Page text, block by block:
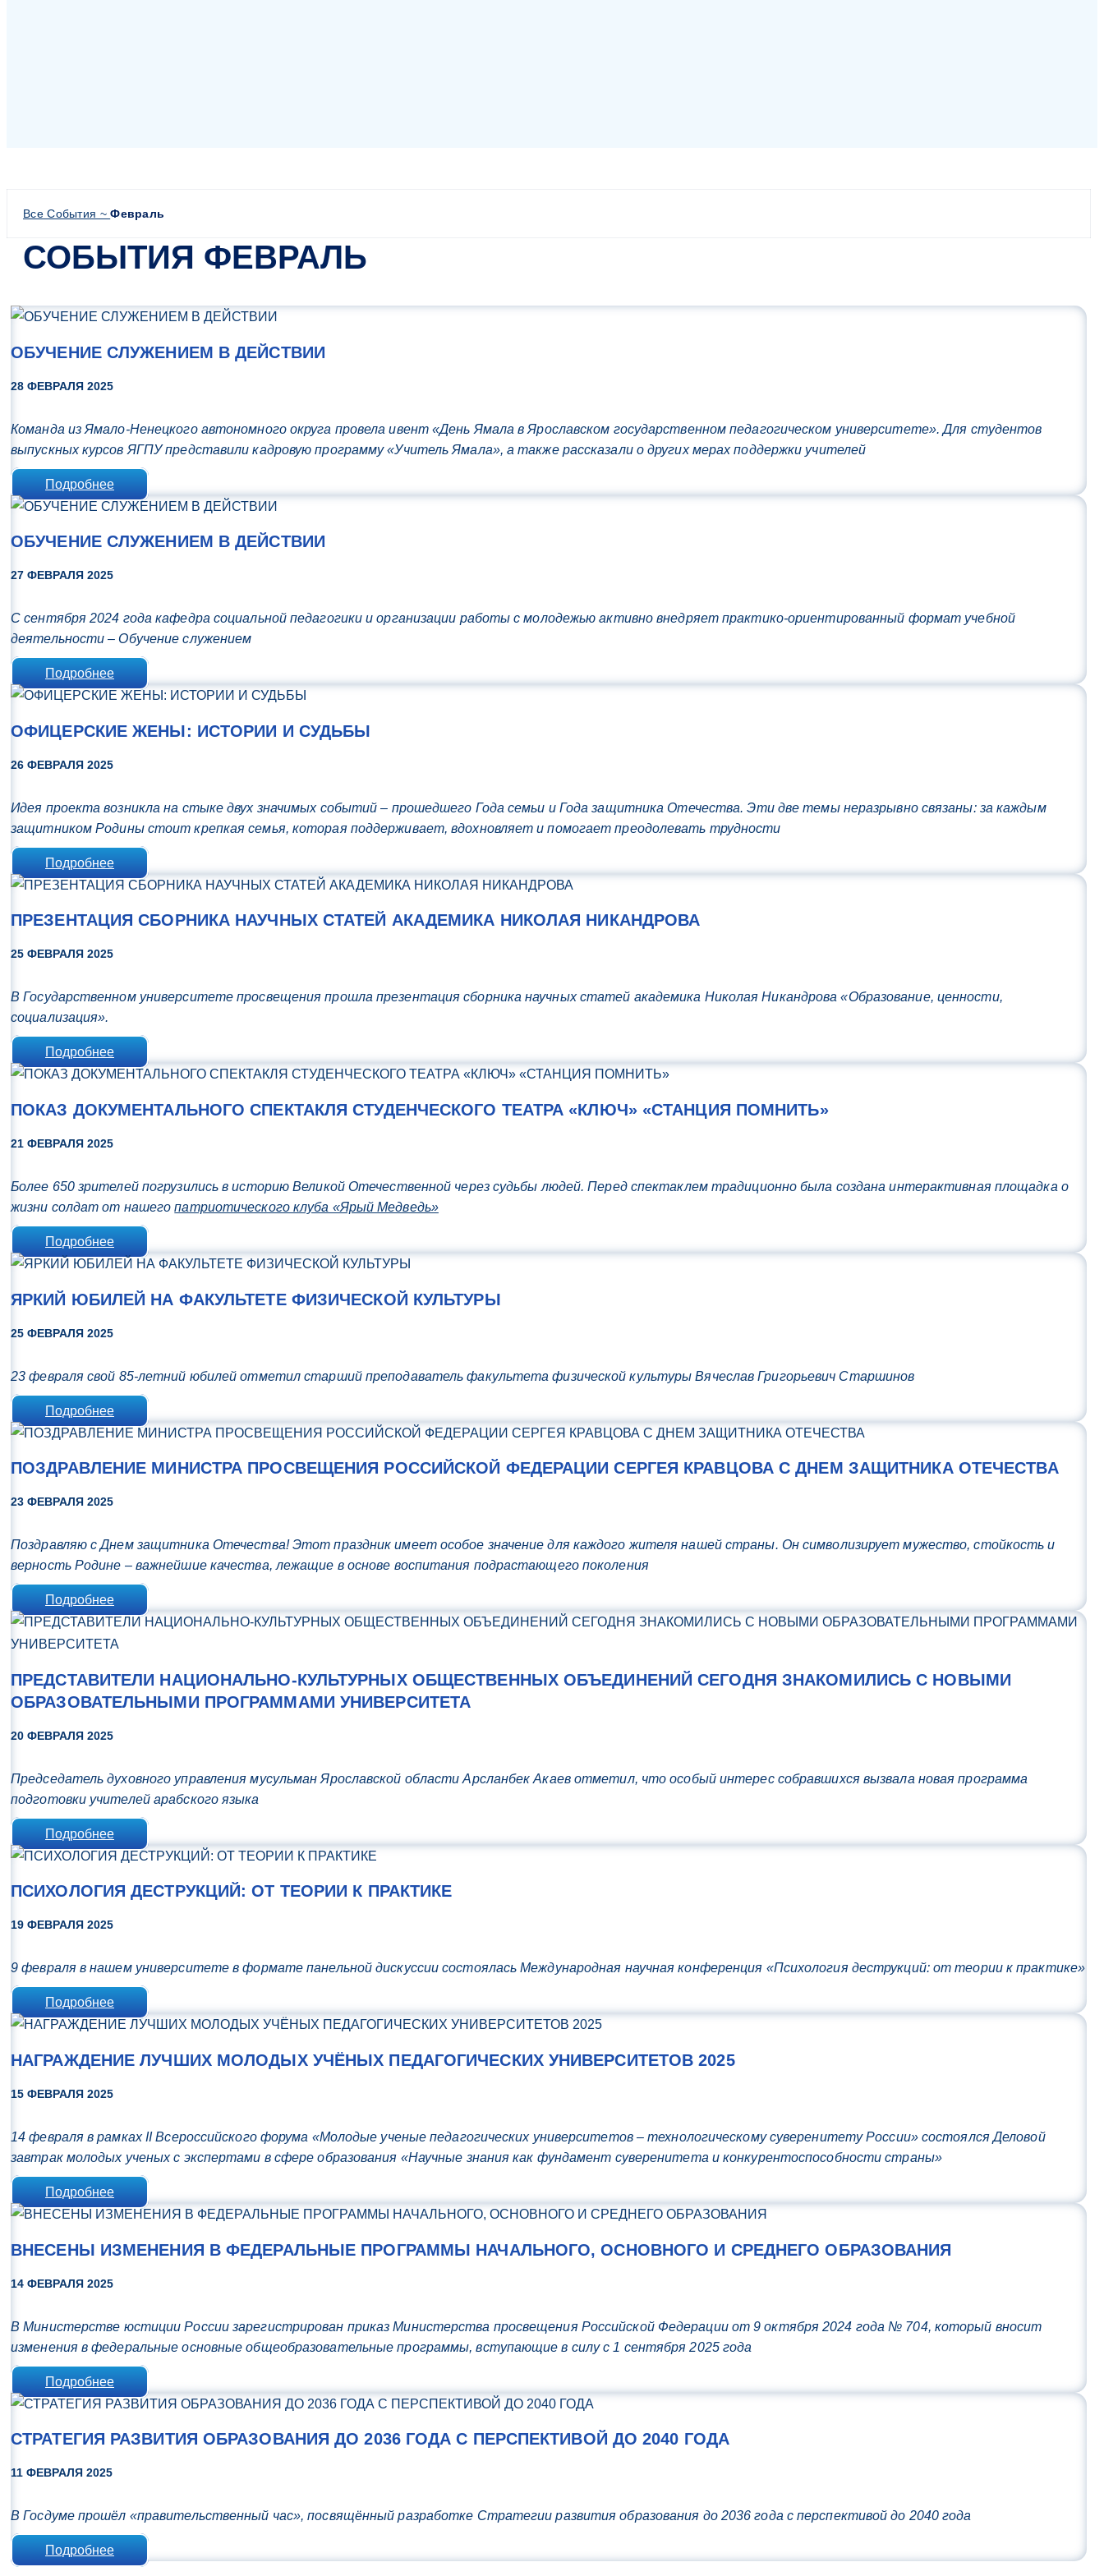
Все События ~Февраль
СОБЫТИЯ ФЕВРАЛЬ
ОБУЧЕНИЕ СЛУЖЕНИЕМ В ДЕЙСТВИИ
28 ФЕВРАЛЯ 2025
Команда из Ямало-Ненецкого автономного округа провела ивент «День Ямала в Ярославском государственном педагогическом университете». Для студентов
выпускных курсов ЯГПУ представили кадровую программу «Учитель Ямала», а также рассказали о других мерах поддержки учителей
Подробнее
ОБУЧЕНИЕ СЛУЖЕНИЕМ В ДЕЙСТВИИ
27 ФЕВРАЛЯ 2025
С сентября 2024 года кафедра социальной педагогики и организации работы с молодежью активно внедряет практико-ориентированный формат учебной
деятельности – Обучение служением
Подробнее
ОФИЦЕРСКИЕ ЖЕНЫ: ИСТОРИИ И СУДЬБЫ
26 ФЕВРАЛЯ 2025
Идея проекта возникла на стыке двух значимых событий – прошедшего Года семьи и Года защитника Отечества. Эти две темы неразрывно связаны: за каждым
защитником Родины стоит крепкая семья, которая поддерживает, вдохновляет и помогает преодолевать трудности
Подробнее
ПРЕЗЕНТАЦИЯ СБОРНИКА НАУЧНЫХ СТАТЕЙ АКАДЕМИКА НИКОЛАЯ НИКАНДРОВА
25 ФЕВРАЛЯ 2025
В Государственном университете просвещения прошла презентация сборника научных статей академика Николая Никандрова «Образование, ценности,
социализация».
Подробнее
ПОКАЗ ДОКУМЕНТАЛЬНОГО СПЕКТАКЛЯ СТУДЕНЧЕСКОГО ТЕАТРА «КЛЮЧ» «СТАНЦИЯ ПОМНИТЬ»
21 ФЕВРАЛЯ 2025
Более 650 зрителей погрузились в историю Великой Отечественной через судьбы людей. Перед спектаклем традиционно была создана интерактивная площадка о
жизни солдат от нашегопатриотического клуба «Ярый Медведь»
Подробнее
ЯРКИЙ ЮБИЛЕЙ НА ФАКУЛЬТЕТЕ ФИЗИЧЕСКОЙ КУЛЬТУРЫ
25 ФЕВРАЛЯ 2025
23 февраля свой 85-летний юбилей отметил старший преподаватель факультета физической культуры Вячеслав Григорьевич Старшинов
Подробнее
ПОЗДРАВЛЕНИЕ МИНИСТРА ПРОСВЕЩЕНИЯ РОССИЙСКОЙ ФЕДЕРАЦИИ СЕРГЕЯ КРАВЦОВА С ДНЕМ ЗАЩИТНИКА ОТЕЧЕСТВА
23 ФЕВРАЛЯ 2025
Поздравляю с Днем защитника Отечества! Этот праздник имеет особое значение для каждого жителя нашей страны. Он символизирует мужество, стойкость и
верность Родине – важнейшие качества, лежащие в основе воспитания подрастающего поколения
Подробнее
ПРЕДСТАВИТЕЛИ НАЦИОНАЛЬНО-КУЛЬТУРНЫХ ОБЩЕСТВЕННЫХ ОБЪЕДИНЕНИЙ СЕГОДНЯ ЗНАКОМИЛИСЬ С НОВЫМИ
ОБРАЗОВАТЕЛЬНЫМИ ПРОГРАММАМИ УНИВЕРСИТЕТА
20 ФЕВРАЛЯ 2025
Председатель духовного управления мусульман Ярославской области Арсланбек Акаев отметил, что особый интерес собравшихся вызвала новая программа
подготовки учителей арабского языка
Подробнее
ПСИХОЛОГИЯ ДЕСТРУКЦИЙ: ОТ ТЕОРИИ К ПРАКТИКЕ
19 ФЕВРАЛЯ 2025
9 февраля в нашем университете в формате панельной дискуссии состоялась Международная научная конференция «Психология деструкций: от теории к практике»
Подробнее
НАГРАЖДЕНИЕ ЛУЧШИХ МОЛОДЫХ УЧЁНЫХ ПЕДАГОГИЧЕСКИХ УНИВЕРСИТЕТОВ 2025
15 ФЕВРАЛЯ 2025
14 февраля в рамках II Всероссийского форума «Молодые ученые педагогических университетов – технологическому суверенитету России» состоялся Деловой
завтрак молодых ученых с экспертами в сфере образования «Научные знания как фундамент суверенитета и конкурентоспособности страны»
Подробнее
ВНЕСЕНЫ ИЗМЕНЕНИЯ В ФЕДЕРАЛЬНЫЕ ПРОГРАММЫ НАЧАЛЬНОГО, ОСНОВНОГО И СРЕДНЕГО ОБРАЗОВАНИЯ
14 ФЕВРАЛЯ 2025
В Министерстве юстиции России зарегистрирован приказ Министерства просвещения Российской Федерации от 9 октября 2024 года № 704, который вносит
изменения в федеральные основные общеобразовательные программы, вступающие в силу с 1 сентября 2025 года
Подробнее
СТРАТЕГИЯ РАЗВИТИЯ ОБРАЗОВАНИЯ ДО 2036 ГОДА С ПЕРСПЕКТИВОЙ ДО 2040 ГОДА
11 ФЕВРАЛЯ 2025
В Госдуме прошёл «правительственный час», посвящённый разработке Стратегии развития образования до 2036 года с перспективой до 2040 года
Подробнее